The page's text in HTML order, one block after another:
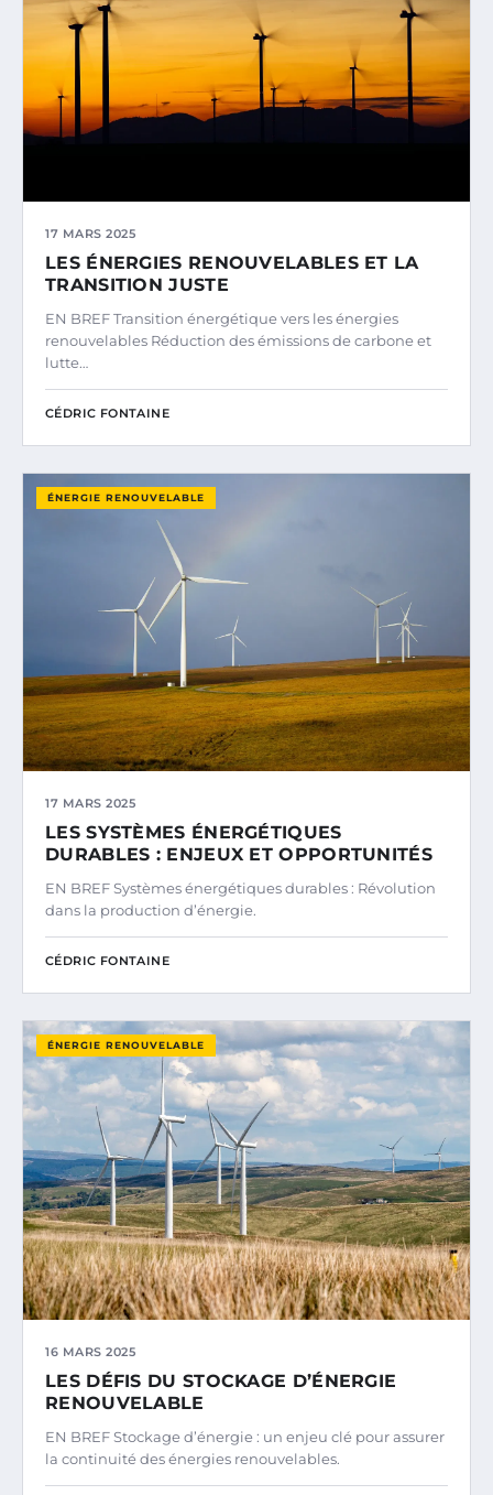
17 MARS 2025
LES ÉNERGIES RENOUVELABLES ET LA
TRANSITION JUSTE
EN BREF Transition énergétique vers les énergies
renouvelables Réduction des émissions de carbone et
lutte…
CÉDRIC FONTAINE
ÉNERGIE RENOUVELABLE
17 MARS 2025
LES SYSTÈMES ÉNERGÉTIQUES
DURABLES : ENJEUX ET OPPORTUNITÉS
EN BREF Systèmes énergétiques durables : Révolution
dans la production d’énergie.
CÉDRIC FONTAINE
ÉNERGIE RENOUVELABLE
16 MARS 2025
LES DÉFIS DU STOCKAGE D’ÉNERGIE
RENOUVELABLE
EN BREF Stockage d’énergie : un enjeu clé pour assurer
la continuité des énergies renouvelables.